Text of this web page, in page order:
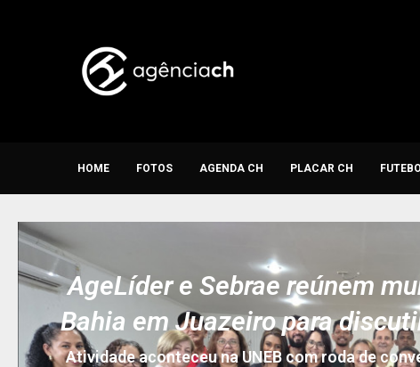
HOME FOTOS AGENDA CH PLACAR CH
AgeLíder e Sebrae reúnem
Bahia em Juazeiro para
Atividade aconteceu na UNEB com roda de